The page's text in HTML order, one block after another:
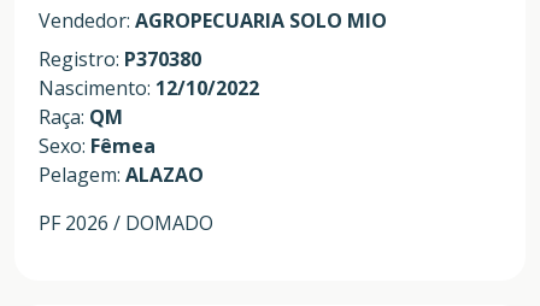
Vendedor: AGROPECUARIA SOLO MIO
Registro: P370380
Nascimento: 12/10/2022
Raça: QM
Sexo: Fêmea
Pelagem: ALAZAO
PF 2026 / DOMADO